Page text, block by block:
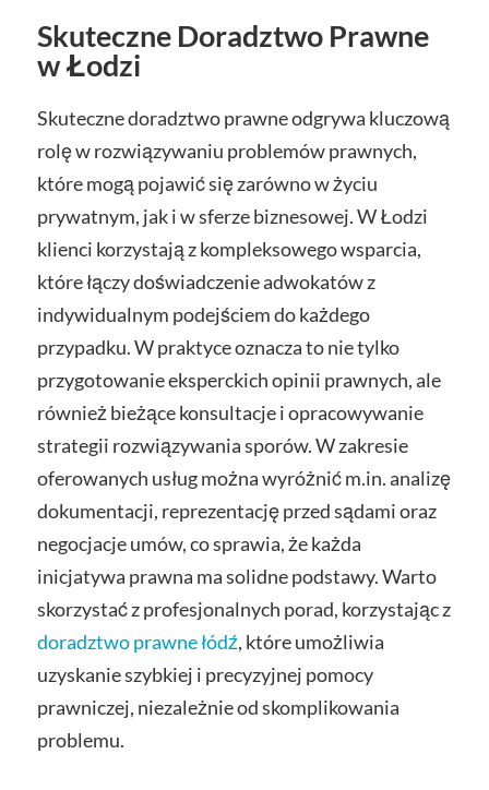
Skuteczne Doradztwo Prawne
w Łodzi
Skuteczne doradztwo prawne odgrywa kluczową
rolę w rozwiązywaniu problemów prawnych,
które mogą pojawić się zarówno w życiu
prywatnym, jak i w sferze biznesowej. W Łodzi
klienci korzystają z kompleksowego wsparcia,
które łączy doświadczenie adwokatów z
indywidualnym podejściem do każdego
przypadku. W praktyce oznacza to nie tylko
przygotowanie eksperckich opinii prawnych, ale
również bieżące konsultacje i opracowywanie
strategii rozwiązywania sporów. W zakresie
oferowanych usług można wyróżnić m.in. analizę
dokumentacji, reprezentację przed sądami oraz
negocjacje umów, co sprawia, że każda
inicjatywa prawna ma solidne podstawy. Warto
skorzystać z profesjonalnych porad, korzystając z
doradztwo prawne łódź, które umożliwia
uzyskanie szybkiej i precyzyjnej pomocy
prawniczej, niezależnie od skomplikowania
problemu.